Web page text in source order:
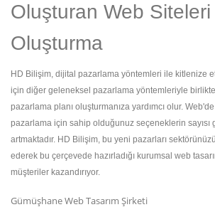
Oluşturan Web Siteleri
Oluşturma
HD Bilişim, dijital pazarlama yöntemleri ile kitlenize
için diğer geleneksel pazarlama yöntemleriyle
pazarlama planı oluşturmanıza yardımcı olur.
pazarlama için sahip olduğunuz seçeneklerin sayısı
artmaktadır. HD Bilişim, bu yeni pazarları
ederek bu çerçevede hazırladığı kurumsal web
müşteriler kazandırıyor.
Gümüşhane Web Tasarım Şirketi